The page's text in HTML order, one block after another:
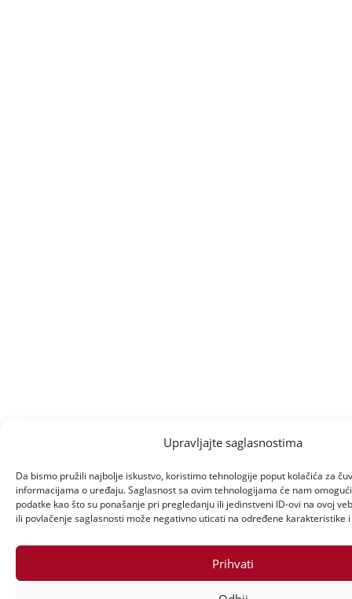
Upravljajte saglasnostima
Da bismo pružili najbolje iskustvo, koristimo tehnologije poput kolačića za
informacijama o uređaju. Saglasnost sa ovim tehnologijama će nam
podatke kao što su ponašanje pri pregledanju ili jedinstveni ID-ovi na ovoj
ili povlačenje saglasnosti može negativno uticati na određene karakteristike
Prihvati